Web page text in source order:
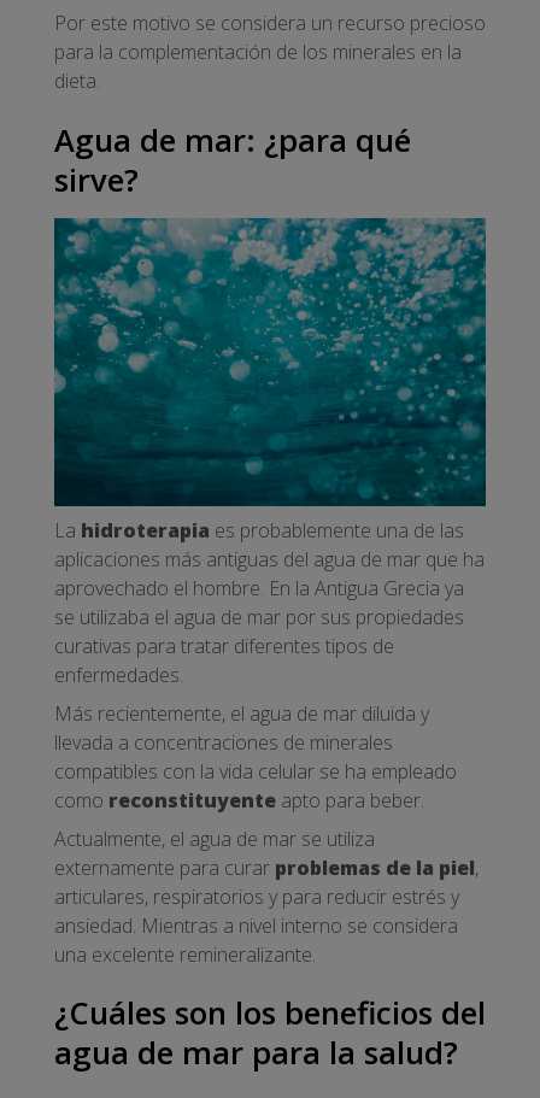
Por este motivo se considera un recurso precioso
para la complementación de los minerales en la
dieta.
Agua de mar: ¿para qué
sirve?
La hidroterapia es probablemente una de las
aplicaciones más antiguas del agua de mar que ha
aprovechado el hombre. En la Antigua Grecia ya
se utilizaba el agua de mar por sus propiedades
curativas para tratar diferentes tipos de
enfermedades.
Más recientemente, el agua de mar diluida y
llevada a concentraciones de minerales
compatibles con la vida celular se ha empleado
como reconstituyente apto para beber.
Actualmente, el agua de mar se utiliza
externamente para curar problemas de la piel,
articulares, respiratorios y para reducir estrés y
ansiedad. Mientras a nivel interno se considera
una excelente remineralizante.
¿Cuáles son los beneficios del
agua de mar para la salud?